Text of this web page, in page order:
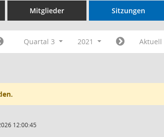
Mitglieder Sitzungen
Quartal 3 2021 Aktuell
12:00:45